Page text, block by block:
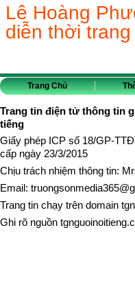
Lê Hoàng
diễn thời
Trang Chủ
Trang tin điện tử thông tin
tiếng
Giấy phép ICP số 18/GP-
cấp ngày 23/3/2015
Chịu trách nhiệm thông tin:
Email:
Trang tin chạy trên domain
Ghi rõ nguồn